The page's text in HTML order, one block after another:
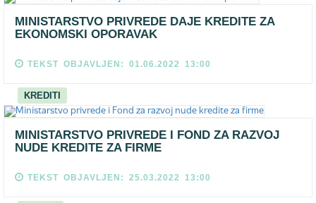
MINISTARSTVO PRIVREDE DAJE KREDITE ZA
EKONOMSKI OPORAVAK
TEKST OBJAVLJEN: 01.06.2022 13:00
KREDITI
MINISTARSTVO PRIVREDE I FOND ZA RAZVOJ
NUDE KREDITE ZA FIRME
TEKST OBJAVLJEN: 25.03.2022 13:00